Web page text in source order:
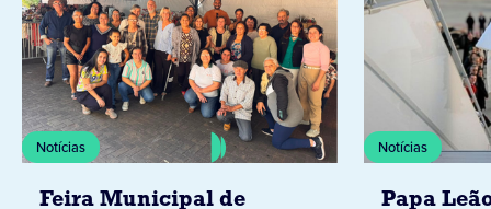
Notícias
Feira Municipal de
Notícias
Papa